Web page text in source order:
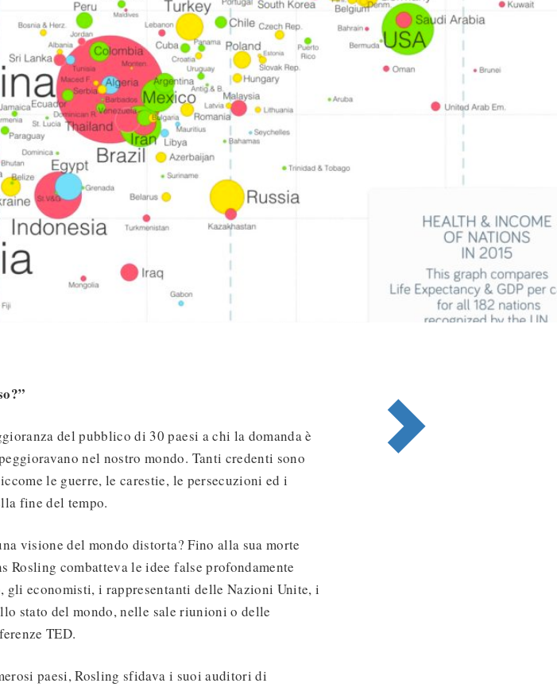
del pubblico di 30 paesi a chi la domanda è
nel nostro mondo. Tanti credenti sono
le guerre, le carestie, le persecuzioni ed i
fine del tempo.
visione del mondo distorta? Fino alla sua morte
Rosling combatteva le idee false profondamente
gli economisti, i rappresentanti delle Nazioni Unite, i
stato del mondo, nelle sale riunioni o delle
TED.
paesi, Rosling sfidava i suoi auditori di